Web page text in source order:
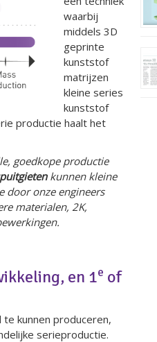
waarbij
middels 3D
geprinte
kunststof
matrijzen
kleine series
kunststof
productie haalt het
goedkope productie
kunnen kleine
door onze engineers
materialen, 2K,
en 1e of
te kunnen produceren,
serieproductie.